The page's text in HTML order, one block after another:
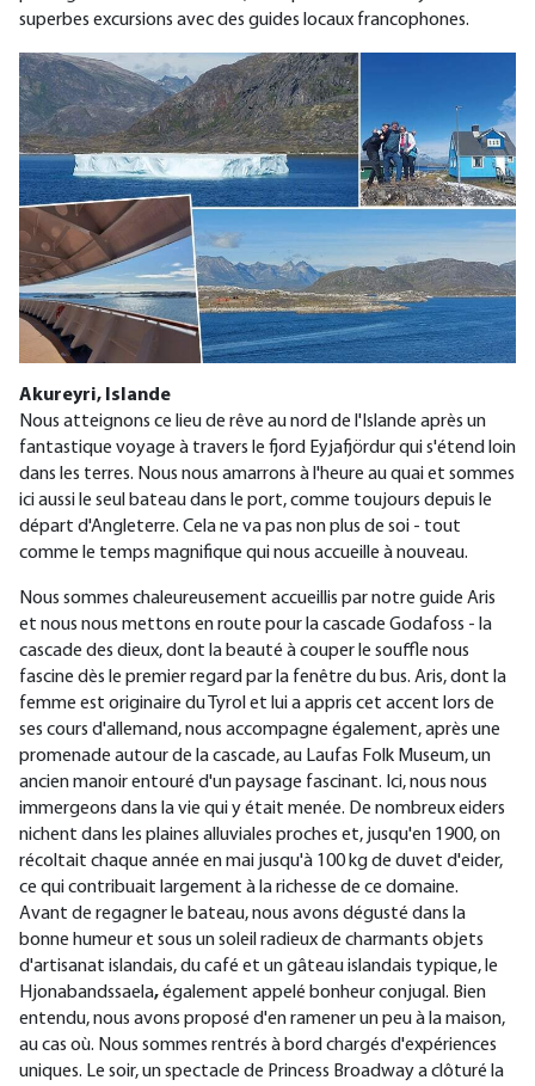
superbes excursions avec des guides locaux francophones.
Akureyri, Islande
Nous atteignons ce lieu de rêve au nord de l'Islande après un
fantastique voyage à travers le fjord Eyjafjördur qui s'étend loin
dans les terres. Nous nous amarrons à l'heure au quai et sommes
ici aussi le seul bateau dans le port, comme toujours depuis le
départ d'Angleterre. Cela ne va pas non plus de soi - tout
comme le temps magnifique qui nous accueille à nouveau.
Nous sommes chaleureusement accueillis par notre guide Aris
et nous nous mettons en route pour la cascade Godafoss - la
cascade des dieux, dont la beauté à couper le souffle nous
fascine dès le premier regard par la fenêtre du bus. Aris, dont la
femme est originaire du Tyrol et lui a appris cet accent lors de
ses cours d'allemand, nous accompagne également, après une
promenade autour de la cascade, au Laufas Folk Museum, un
ancien manoir entouré d'un paysage fascinant. Ici, nous nous
immergeons dans la vie qui y était menée. De nombreux eiders
nichent dans les plaines alluviales proches et, jusqu'en 1900, on
récoltait chaque année en mai jusqu'à 100 kg de duvet d'eider,
ce qui contribuait largement à la richesse de ce domaine.
Avant de regagner le bateau, nous avons dégusté dans la
bonne humeur et sous un soleil radieux de charmants objets
d'artisanat islandais, du café et un gâteau islandais typique, le
Hjonabandssaela,également appelé bonheur conjugal. Bien
entendu, nous avons proposé d'en ramener un peu à la maison,
au cas où. Nous sommes rentrés à bord chargés d'expériences
uniques. Le soir, un spectacle de Princess Broadway a clôturé la